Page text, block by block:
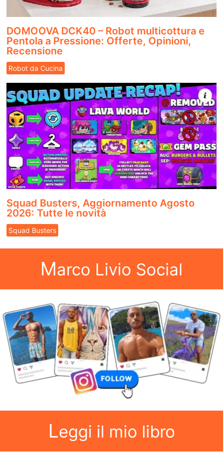
DOMOOVA DCK40 – Robot multicottura e
Pentola a Pressione: Offerte, Opinioni,
Recensione
Robot da Cucina
Squad Busters, Aggiornamento Agosto
2026: Tutte le novità
Squad Busters
Marco Livio Social
Leggi il mio libro